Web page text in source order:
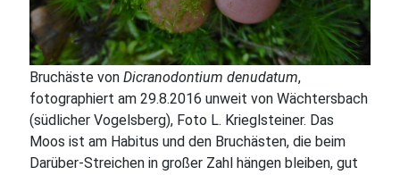
Bruchäste von Dicranodontium denudatum,
fotographiert am 29.8.2016 unweit von Wächtersbach
(südlicher Vogelsberg), Foto L. Krieglsteiner. Das
Moos ist am Habitus und den Bruchästen, die beim
Darüber-Streichen in großer Zahl hängen bleiben, gut